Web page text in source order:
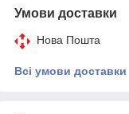
Умови доставки
Нова Пошта
Всі умови доставки